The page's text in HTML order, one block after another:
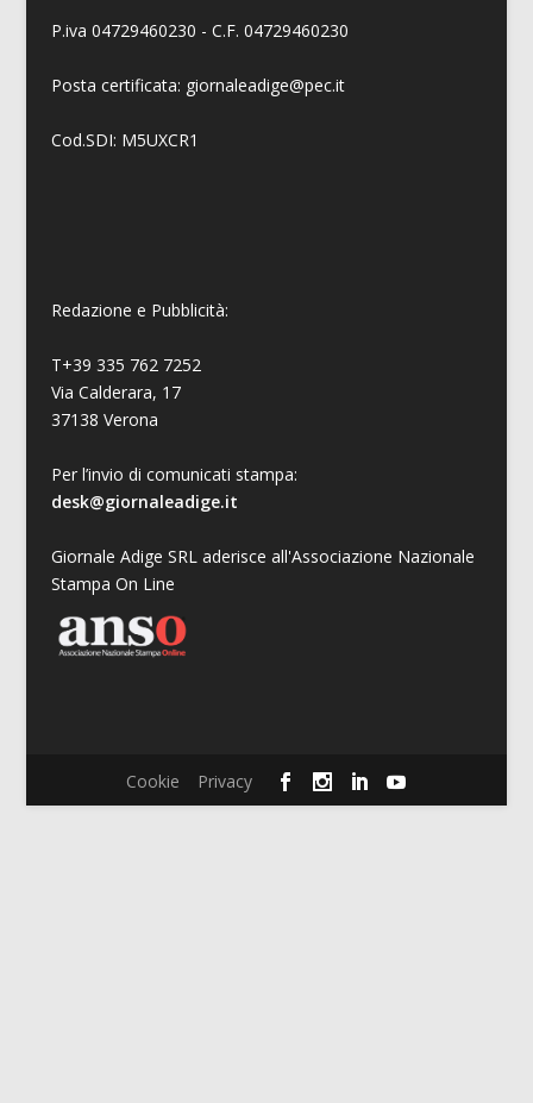
P.iva 04729460230 - C.F. 04729460230
Posta certificata: giornaleadige@pec.it
Cod.SDI: M5UXCR1
Redazione e Pubblicità:
T+39 335 762 7252
Via Calderara, 17
37138 Verona
Per l’invio di comunicati stampa:
desk@giornaleadige.it
Giornale Adige SRL aderisce all'Associazione Nazionale
Stampa On Line
Cookie Privacy